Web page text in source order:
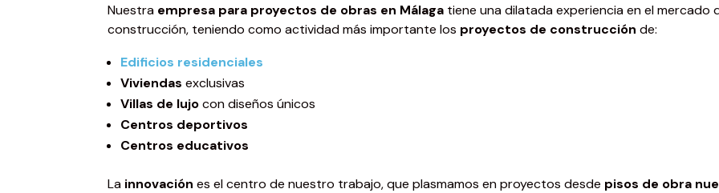
Nuestra empresa para proyectos de obras en Málaga tiene una dilatada experiencia en el mercado
construcción, teniendo como actividad más importante los proyectos de construcción de:
Edificios residenciales
Viviendas exclusivas
Villas de lujocon diseños únicos
Centros deportivos
Centros educativos
La innovación es el centro de nuestro trabajo, que plasmamos en proyectos desde pisos de obra